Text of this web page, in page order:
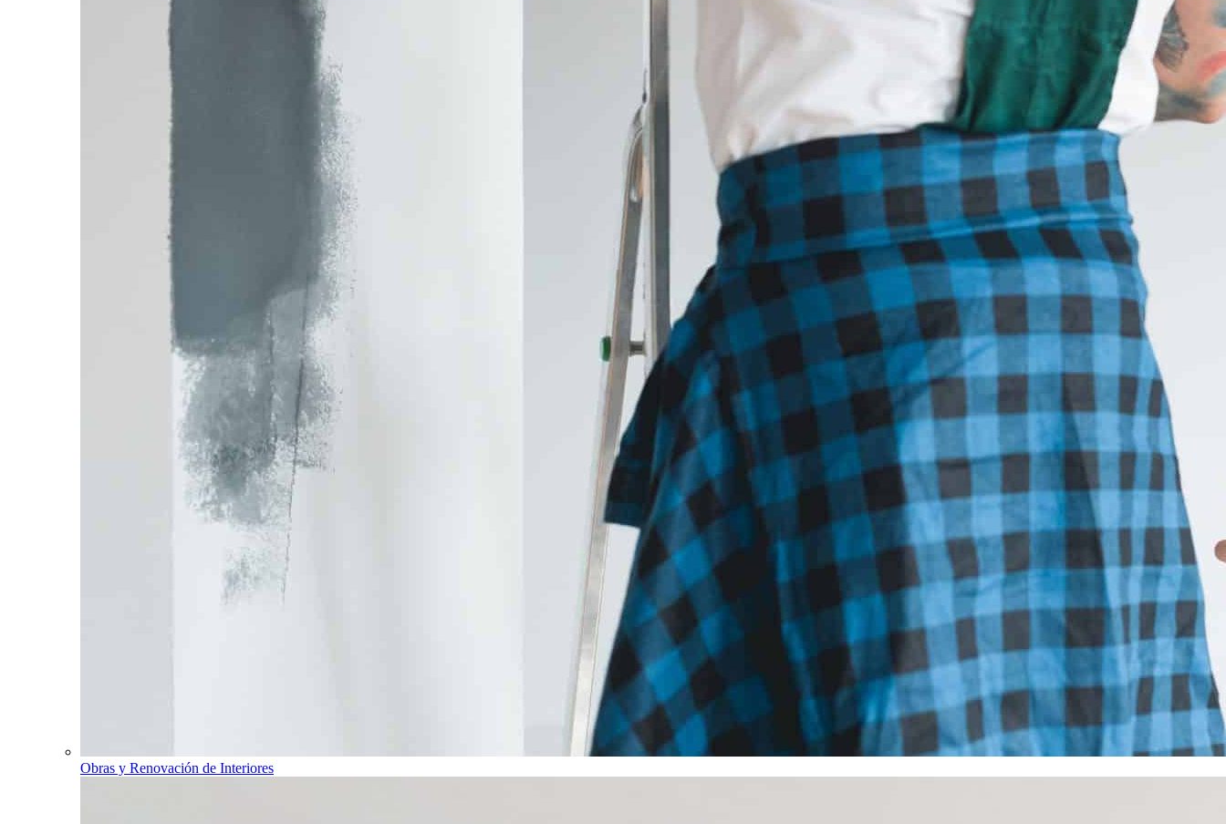
Obras y Renovación de Interiores